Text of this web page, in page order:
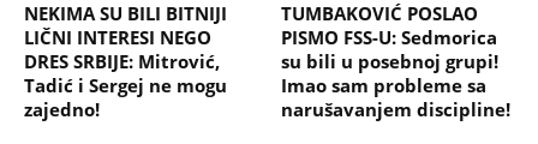
NEKIMA SU BILI BITNIJI
LIČNI INTERESI NEGO
DRES SRBIJE: Mitrović,
Tadić i Sergej ne mogu
zajedno!
TUMBAKOVIĆ POSLAO
PISMO FSS-U: Sedmorica
su bili u posebnoj grupi!
Imao sam probleme sa
narušavanjem discipline!